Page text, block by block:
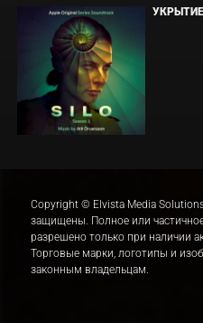
Copyright © Elvista Media
защищены. Полное или
разрешено только при наличии
Торговые марки, логотипы и
законным владельцам.